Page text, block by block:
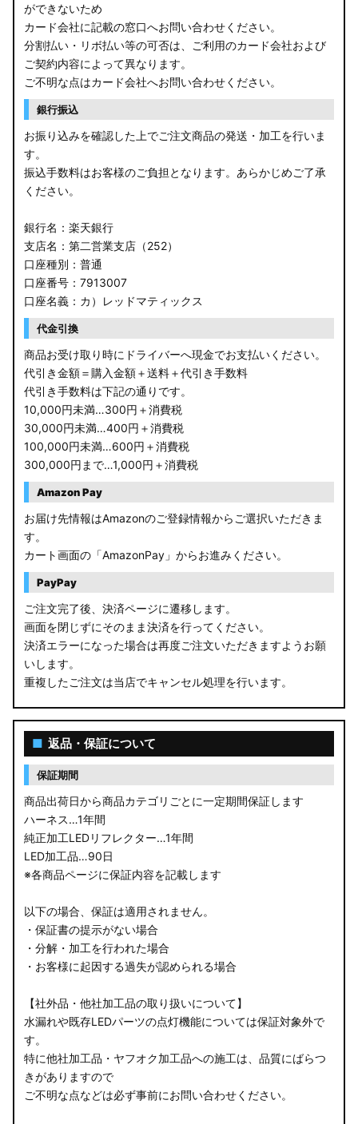
ができないため
カード会社に記載の窓口へお問い合わせください。
分割払い・リボ払い等の可否は、ご利用のカード会社および
ご契約内容によって異なります。
ご不明な点はカード会社へお問い合わせください。
銀行振込
お振り込みを確認した上でご注文商品の発送・加工を行いま
す。
振込手数料はお客様のご負担となります。あらかじめご了承
ください。
銀行名：楽天銀行
支店名：第二営業支店（252）
口座種別：普通
口座番号：7913007
口座名義：カ）レッドマティックス
代金引換
商品お受け取り時にドライバーへ現金でお支払いください。
代引き金額＝購入金額＋送料＋代引き手数料
代引き手数料は下記の通りです。
10,000円未満…300円＋消費税
30,000円未満…400円＋消費税
100,000円未満…600円＋消費税
300,000円まで…1,000円＋消費税
Amazon Pay
お届け先情報はAmazonのご登録情報からご選択いただきま
す。
カート画面の「AmazonPay」からお進みください。
PayPay
ご注文完了後、決済ページに遷移します。
画面を閉じずにそのまま決済を行ってください。
決済エラーになった場合は再度ご注文いただきますようお願
いします。
重複したご注文は当店でキャンセル処理を行います。
■ 返品・保証について
保証期間
商品出荷日から商品カテゴリごとに一定期間保証します
ハーネス…1年間
純正加工LEDリフレクター…1年間
LED加工品…90日
※各商品ページに保証内容を記載します
以下の場合、保証は適用されません。
・保証書の提示がない場合
・分解・加工を行われた場合
・お客様に起因する過失が認められる場合
【社外品・他社加工品の取り扱いについて】
水漏れや既存LEDパーツの点灯機能については保証対象外で
す。
特に他社加工品・ヤフオク加工品への施工は、品質にばらつ
きがありますので
ご不明な点などは必ず事前にお問い合わせください。